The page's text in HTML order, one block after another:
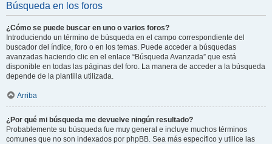
Búsqueda en los foros
¿Cómo se puede buscar en uno o varios foros?
Introduciendo un término de búsqueda en el campo correspondiente del
buscador del índice, foro o en los temas. Puede acceder a búsquedas
avanzadas haciendo clic en el enlace “Búsqueda Avanzada” que está
disponible en todas las páginas del foro. La manera de acceder a la búsqueda
depende de la plantilla utilizada.
Arriba
¿Por qué mi búsqueda me devuelve ningún resultado?
Probablemente su búsqueda fue muy general e incluye muchos términos
comunes que no son indexados por phpBB. Sea más específico y utilice las